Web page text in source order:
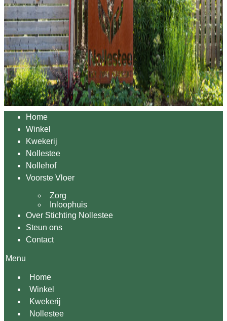
Home
Winkel
Kwekerij
Nollestee
Nollehof
Voorste Vloer
Zorg
Inloophuis
Over Stichting Nollestee
Steun ons
Contact
Menu
Home
Winkel
Kwekerij
Nollestee